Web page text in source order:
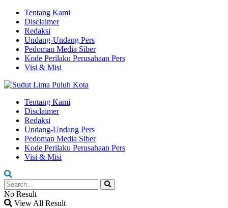
Tentang Kami
Disclaimer
Redaksi
Undang-Undang Pers
Pedoman Media Siber
Kode Perilaku Perusahaan Pers
Visi & Misi
Tentang Kami
Disclaimer
Redaksi
Undang-Undang Pers
Pedoman Media Siber
Kode Perilaku Perusahaan Pers
Visi & Misi
No Result
View All Result